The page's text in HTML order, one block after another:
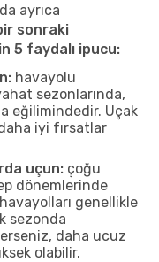
ayrıca
sonraki
5 faydalı ipucu:
havayolu
sezonlarında,
eğilimindedir. Uçak
iyi fırsatlar
uçun: çoğu
dönemlerinde
genellikle
sezonda
daha ucuz
olabilir.